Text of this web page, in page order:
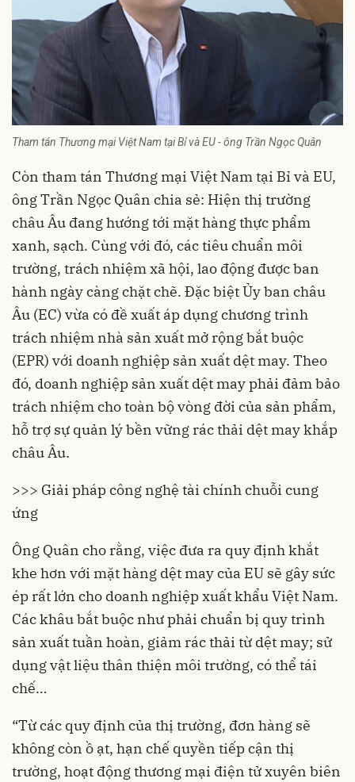
Tham tán Thương mại Việt Nam tại Bỉ và EU - ông Trần Ngọc Quân
Còn tham tán Thương mại Việt Nam tại Bỉ và EU,
ông Trần Ngọc Quân chia sẻ: Hiện thị trường
châu Âu đang hướng tới mặt hàng thực phẩm
xanh, sạch. Cùng với đó, các tiêu chuẩn môi
trường, trách nhiệm xã hội, lao động được ban
hành ngày càng chặt chẽ. Đặc biệt Ủy ban châu
Âu (EC) vừa có đề xuất áp dụng chương trình
trách nhiệm nhà sản xuất mở rộng bắt buộc
(EPR) với doanh nghiệp sản xuất dệt may. Theo
đó, doanh nghiệp sản xuất dệt may phải đảm bảo
trách nhiệm cho toàn bộ vòng đời của sản phẩm,
hỗ trợ sự quản lýbền vững rác thải dệt may khắp
châu Âu.
>>> Giải pháp công nghệ tài chính chuỗi cung
ứng
Ông Quân cho rằng, việc đưa ra quy định khắt
khe hơn với mặt hàng dệt may của EU sẽ gây sức
ép rất lớn cho doanh nghiệp xuất khẩu Việt Nam.
Các khâu bắt buộc như phải chuẩn bị quy trình
sản xuất tuần hoàn, giảm rác thải từ dệt may; sử
dụng vật liệu thân thiện môi trường, có thể tái
chế…
“Từ các quy định của thị trường, đơn hàng sẽ
không còn ồ ạt, hạn chế quyền tiếp cận thị
trường, hoạt động thương mại điện tử xuyên biên